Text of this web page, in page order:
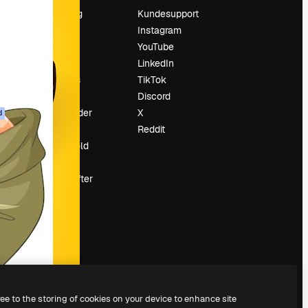
Prissætning
Karriere
Søgetrends
Begivenheder
Slidesgo
Sælg indhold
Presserum
Leder du efter
magnific.ai
Kundesupport
Instagram
YouTube
LinkedIn
TikTok
Discord
X
Reddit
to the storing of cookies on your device to enhance site